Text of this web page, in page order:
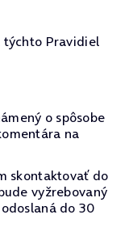
týchto Pravidiel
o spôsobe
na
skontaktovať do
vyžrebovaný
do 30